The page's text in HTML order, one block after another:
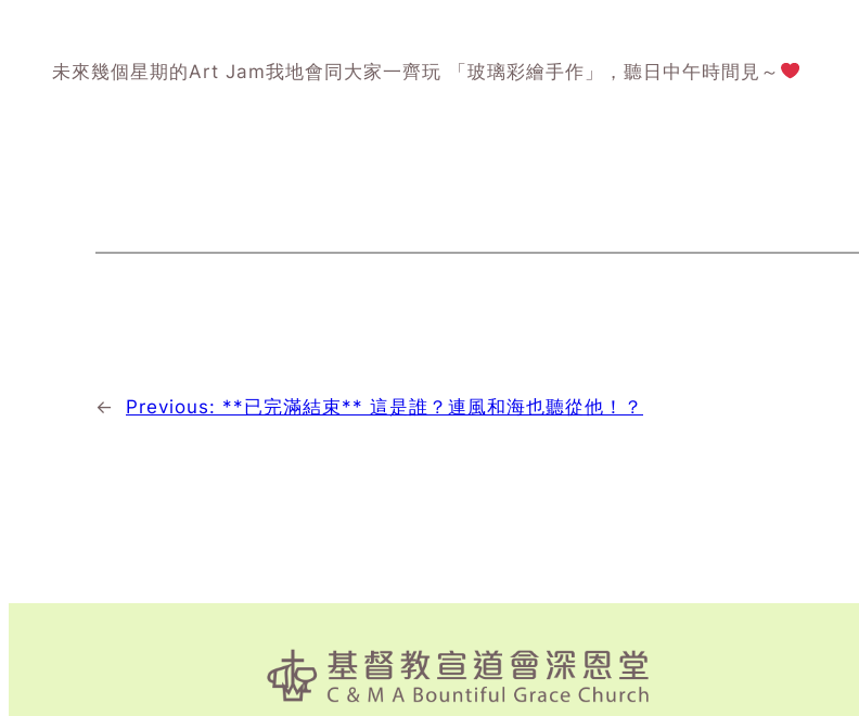
未來幾個星期的Art Jam我地會同大家一齊玩 「玻璃彩繪手作」，聽日中午時間見～
← Previous: **已完滿結束** 這是誰？連風和海也聽從他！？